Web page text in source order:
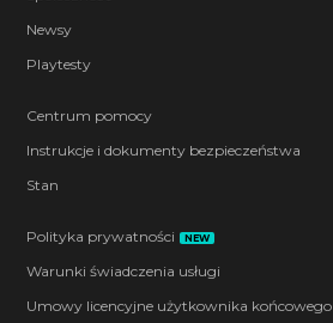
Newsy
Playtesty
Centrum pomocy
Instrukcje i dokumenty bezpieczeństwa
Stan
Polityka prywatności NEW
Warunki świadczenia usługi
Umowy licencyjne użytkownika końcowego